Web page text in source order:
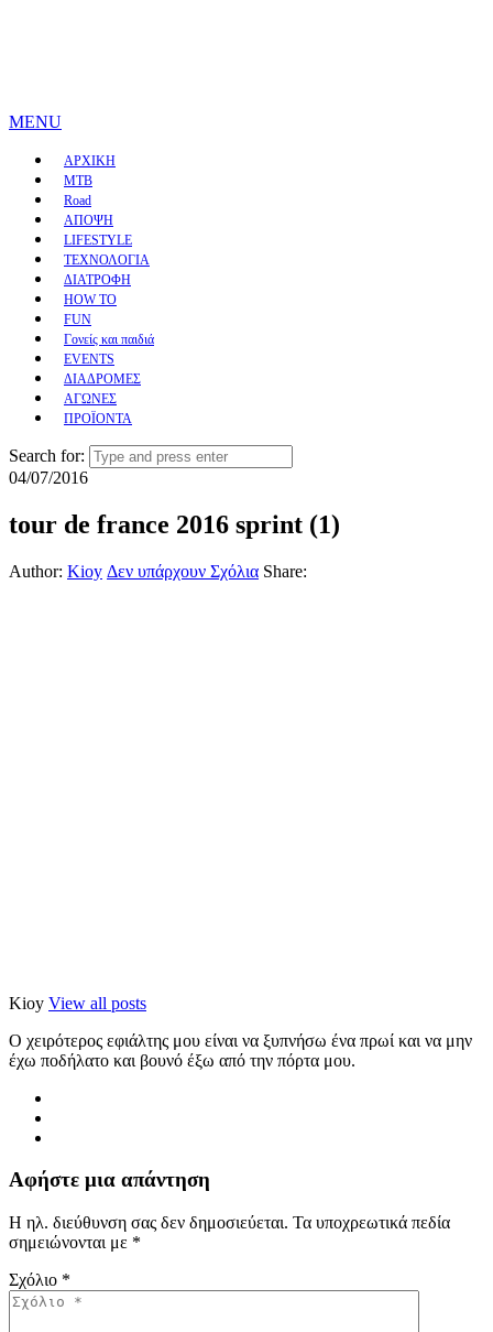
MENU
ΑΡΧΙΚΗ
MTB
Road
ΑΠΟΨΗ
LIFESTYLE
ΤΕΧΝΟΛΟΓΙΑ
ΔΙΑΤΡΟΦΗ
HOW TO
FUN
Γονείς και παιδιά
EVENTS
ΔΙΑΔΡΟΜΕΣ
ΑΓΩΝΕΣ
ΠΡΟΪΟΝΤΑ
Search for:
04/07/2016
tour de france 2016 sprint (1)
Author: Kioy Δεν υπάρχουν Σχόλια Share:
Kioy View all posts
Ο χειρότερος εφιάλτης μου είναι να ξυπνήσω ένα πρωί και να μην
έχω ποδήλατο και βουνό έξω από την πόρτα μου.
Αφήστε μια απάντηση
Η ηλ. διεύθυνση σας δεν δημοσιεύεται. Τα υποχρεωτικά πεδία
σημειώνονται με *
Σχόλιο *